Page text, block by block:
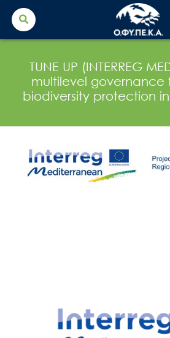
Search
for:
TUNE UP (INTERREG
multilevel governance
biodiversity protection